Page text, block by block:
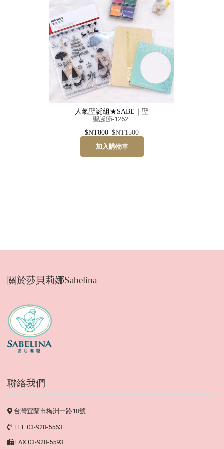
人氣聖誕組★SABE｜聖
聖誕節-1262..
$NT800 $NT1500
加入購物車
關於莎貝莉娜Sabelina
聯絡我們
台灣宜蘭市梅洲一路18號
TEL:03-928-5563
FAX:03-928-5593